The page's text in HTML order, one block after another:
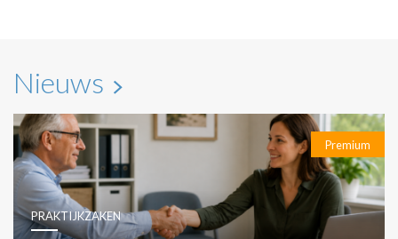
Nieuws
Premium
PRAKTIJKZAKEN